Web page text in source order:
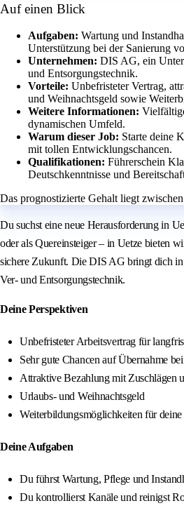
Auf einen Blick
Aufgaben: Wartung und
Unterstützung bei der Sanierung
Unternehmen: DIS AG, ein
und Entsorgungstechnik.
Vorteile: Unbefristeter Vertrag,
und Weihnachtsgeld sowie
Weitere Informationen:
dynamischen Umfeld.
Warum dieser Job: Starte deine
mit tollen Entwicklungschancen.
Qualifikationen: Führerschein
Deutschkenntnisse und
Das prognostizierte Gehalt liegt
Du suchst eine neue Herausforderung in
oder als Quereinsteiger – in Uetze bieten
sichere Zukunft. Die DIS AG bringt dich in
Ver- und Entsorgungstechnik.
Deine Perspektiven
Unbefristeter Arbeitsvertrag für
Sehr gute Chancen auf Übernahme
Attraktive Bezahlung mit Zuschlägen
Urlaubs- und Weihnachtsgeld
Weiterbildungsmöglichkeiten für
Deine Aufgaben
Du führst Wartung, Pflege und
Du kontrollierst Kanäle und reinigst